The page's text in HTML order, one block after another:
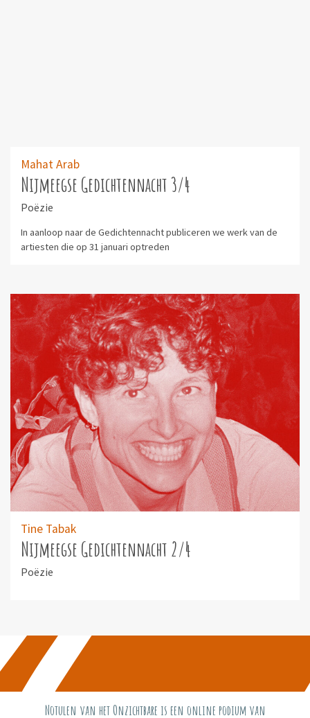
Mahat Arab
Nijmeegse Gedichtennacht 3/4
Poëzie
In aanloop naar de Gedichtennacht publiceren we werk van de
artiesten die op 31 januari optreden
Tine Tabak
Nijmeegse Gedichtennacht 2/4
Poëzie
Notulen van het Onzichtbare is een online podium van